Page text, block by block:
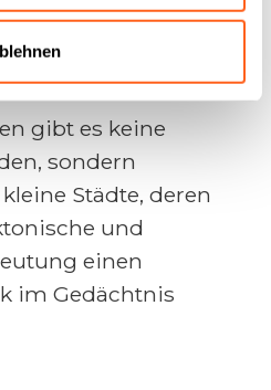
gibt es keine
sondern
Städte, deren
und
einen
im Gedächtnis